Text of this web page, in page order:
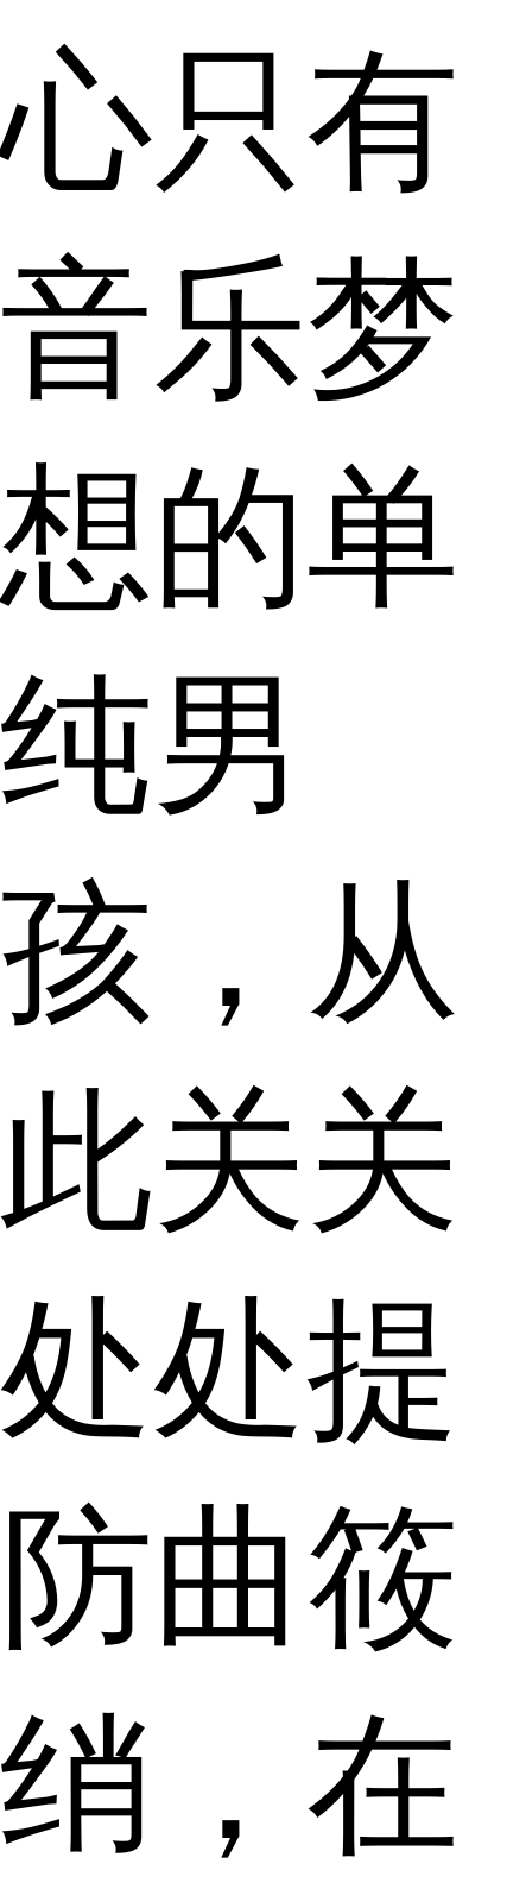
心只有
音乐梦
想的单
纯男
孩，从
此关关
处处提
防曲筱
绡，在